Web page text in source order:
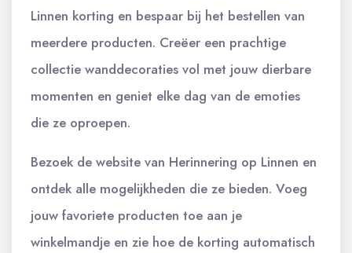
Linnen korting en bespaar bij het bestellen van
meerdere producten. Creëer een prachtige
collectie wanddecoraties vol met jouw dierbare
momenten en geniet elke dag van de emoties
die ze oproepen.
Bezoek de website van Herinnering op Linnen en
ontdek alle mogelijkheden die ze bieden. Voeg
jouw favoriete producten toe aan je
winkelmandje en zie hoe de korting automatisch